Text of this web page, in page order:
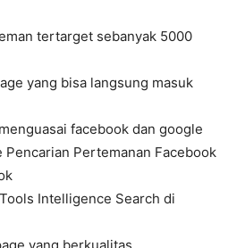
tertarget sebanyak 5000
yang bisa langsung masuk
facebook dan google
Pencarian Pertemanan Facebook
Intelligence Search di